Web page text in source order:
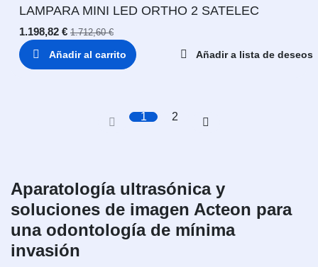
LAMPARA MINI LED ORTHO 2 SATELEC
1.198,82 € 1.712,60€
Añadir al carrito Añadir a lista de deseos
1 2
Aparatología ultrasónica y
soluciones de imagen Acteon para
una odontología de mínima
invasión